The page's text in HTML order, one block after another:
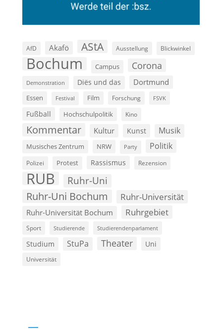
AfD Akafö AStA Ausstellung Blickwinkel
Bochum Campus Corona
Demonstration Diës und das Dortmund
Essen Festival Film Forschung FSVK
Fußball Hochschulpolitik Kino
Kommentar Kultur Kunst Musik
Musisches Zentrum NRW Party Politik
Polizei Protest Rassismus Rezension
RUB Ruhr-Uni
Ruhr-Uni Bochum Ruhr-Universität
Ruhr-Universität Bochum Ruhrgebiet
Sport Studierende Studierendenparlament
Studium StuPa Theater Uni
Universität